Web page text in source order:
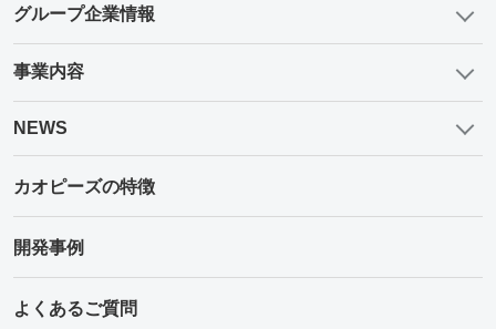
グループ企業情報
事業内容
NEWS
カオピーズの特徴
開発事例
よくあるご質問